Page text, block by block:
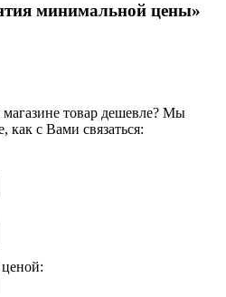
минимальной цены»
товар дешевле? Мы
с Вами связаться:
ценой: